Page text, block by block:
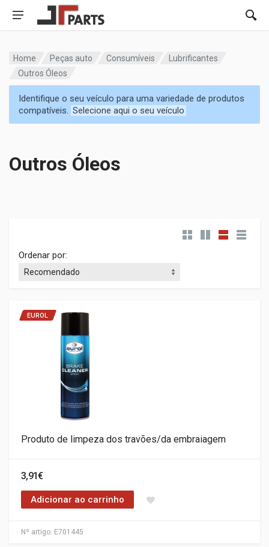
Home Peças auto Consumíveis
Lubrificantes
Outros Óleos
Identifique o seu veículo para uma variedade de produtos
compatíveis. Selecione aqui o seu veículo
Outros Óleos
Ordenar por:
Nº artigo: E701445
EUROL
Produto de limpeza dos travões/da embraiagem
3,91€
Adicionar ao carrinho